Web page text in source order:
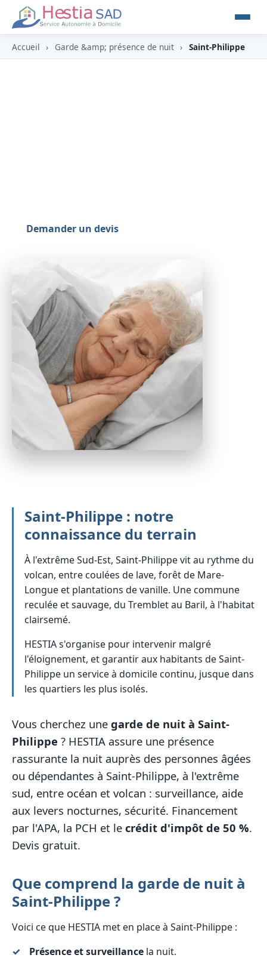
Accueil › Garde &amp; présence de nuit › Saint-Philippe
Demander un devis
Saint-Philippe : notre
connaissance du terrain
À l'extrême Sud-Est, Saint-Philippe vit au rythme du
volcan, entre coulées de lave, forêt de Mare-
Longue et plantations de vanille. Une commune
reculée et sauvage, du Tremblet au Baril, à l'habitat
clairsemé.
HESTIA s'organise pour intervenir malgré
l'éloignement, et garantir aux habitants de Saint-
Philippe un service à domicile continu, jusque dans
les quartiers les plus isolés.
Vous cherchez une garde de nuit à Saint-
Philippe ? HESTIA assure une présence
rassurante la nuit auprès des personnes âgées
ou dépendantes à Saint-Philippe, à l'extrême
sud, entre océan et volcan : surveillance, aide
aux levers nocturnes, sécurité. Financement
par l'APA, la PCH et le crédit d'impôt de 50 %.
Devis gratuit.
Que comprend la garde de nuit à
Saint-Philippe ?
Voici ce que HESTIA met en place à Saint-Philippe :
Présence et surveillancela nuit.